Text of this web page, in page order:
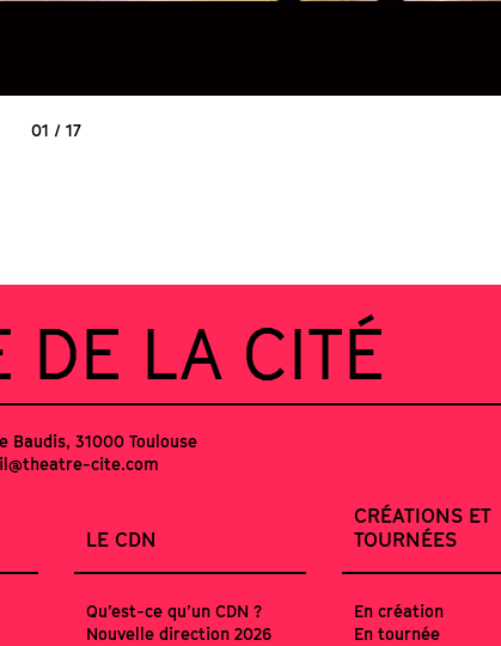
01 / 17
02 / 17
03 / 17
04 / 17
05 / 17
06 / 17
07 / 17
08 / 17
09 / 17
10 / 17
11 / 17
12 / 17
13 / 17
14 / 17
15 / 17
16 / 17
Visite de l'atelier décors
DE LA CITÉ
Baudis, 31000 Toulouse
cite.com
LE CDN
CRÉATIONS ET
TOURNÉES
Qu’est-ce qu’un CDN ?
Nouvelle direction 2026
En création
En tournée